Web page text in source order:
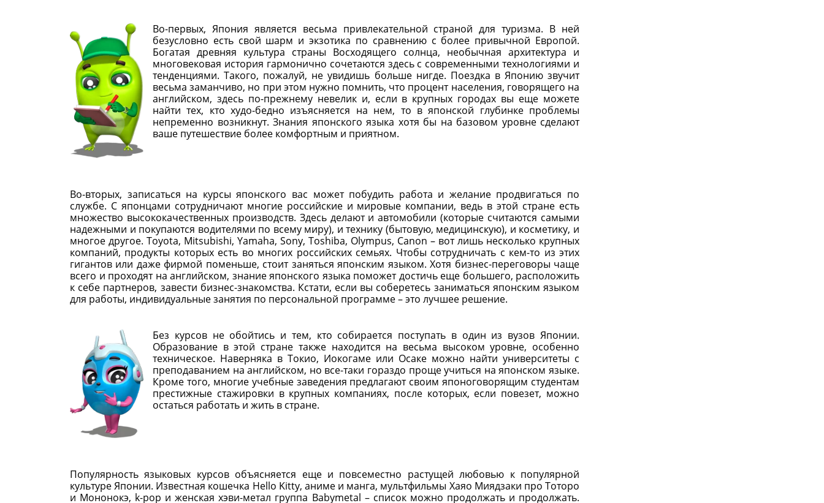
Во-первых, Япония является весьма привлекательной страной для туризма. В ней
безусловно есть свой шарм и экзотика по сравнению с более привычной Европой.
Богатая древняя культура страны Восходящего солнца, необычная архитектура и
многовековая история гармонично сочетаются здесь с современными технологиями и
тенденциями. Такого, пожалуй, не увидишь больше нигде. Поездка в Японию звучит
весьма заманчиво, но при этом нужно помнить, что процент населения, говорящего на
английском, здесь по-прежнему невелик и, если в крупных городах вы еще можете
найти тех, кто худо-бедно изъясняется на нем, то в японской глубинке проблемы
непременно возникнут. Знания японского языка хотя бы на базовом уровне сделают
ваше путешествие более комфортным и приятном.
Во-вторых, записаться на курсы японского вас может побудить работа и желание продвигаться по
службе. С японцами сотрудничают многие российские и мировые компании, ведь в этой стране есть
множество высококачественных производств. Здесь делают и автомобили (которые считаются самыми
надежными и покупаются водителями по всему миру), и технику (бытовую, медицинскую), и косметику, и
многое другое. Toyota, Mitsubishi, Yamaha, Sony, Toshiba, Olympus, Canon – вот лишь несколько крупных
компаний, продукты которых есть во многих российских семьях. Чтобы сотрудничать с кем-то из этих
гигантов или даже фирмой поменьше, стоит заняться японским языком. Хотя бизнес-переговоры чаще
всего и проходят на английском, знание японского языка поможет достичь еще большего, расположить
к себе партнеров, завести бизнес-знакомства. Кстати, если вы соберетесь заниматься японским языком
для работы, индивидуальные занятия по персональной программе – это лучшее решение.
Без курсов не обойтись и тем, кто собирается поступать в один из вузов Японии.
Образование в этой стране также находится на весьма высоком уровне, особенно
техническое. Наверняка в Токио, Иокогаме или Осаке можно найти университеты с
преподаванием на английском, но все-таки гораздо проще учиться на японском языке.
Кроме того, многие учебные заведения предлагают своим японоговорящим студентам
престижные стажировки в крупных компаниях, после которых, если повезет, можно
остаться работать и жить в стране.
Популярность языковых курсов объясняется еще и повсеместно растущей любовью к популярной
культуре Японии. Известная кошечка Hello Kitty, аниме и манга, мультфильмы Хаяо Миядзаки про Тоторо
и Мононокэ, k-pop и женская хэви-метал группа Babymetal – список можно продолжать и продолжать.